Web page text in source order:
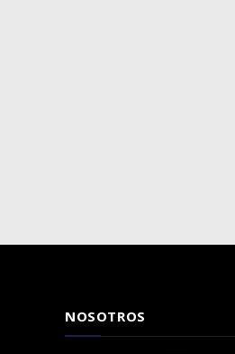
NOSOTROS